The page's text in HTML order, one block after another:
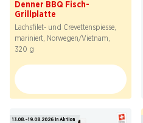
Denner BBQ Fisch-
Grillplatte
Lachsfilet- und Crevettenspiesse,
mariniert, Norwegen/Vietnam,
320 g
13.08.–19.08.2026 in Aktion